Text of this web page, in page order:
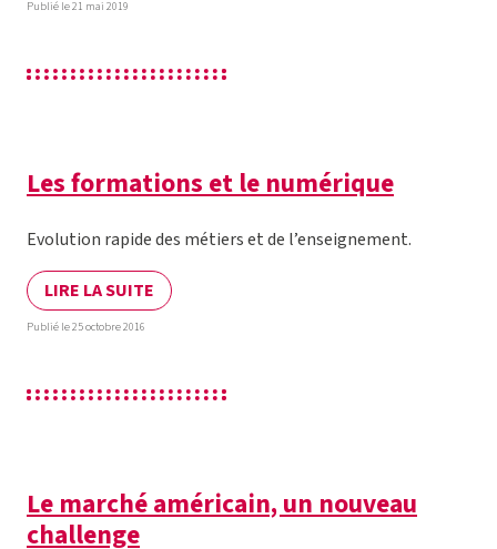
Publié le 21 mai 2019
Les formations et le numérique
Evolution rapide des métiers et de l’enseignement.
LIRE LA SUITE
Publié le 25 octobre 2016
Le marché américain, un nouveau
challenge